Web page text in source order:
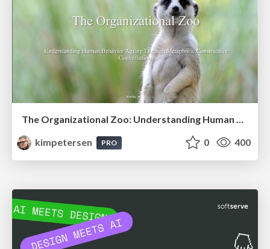
The Organizational Zoo: Understanding Human Behavior Agility Through Metaphoric Constructive Conversations (based on the works of Arthur Shelley, Ph.D)
kimpetersen
PRO 0 400